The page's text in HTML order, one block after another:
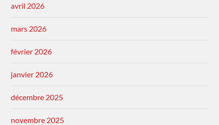
avril 2026
mars 2026
février 2026
janvier 2026
décembre 2025
novembre 2025